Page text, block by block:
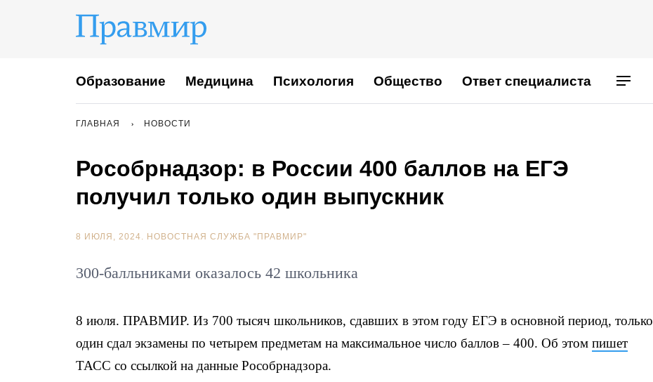
Образование Медицина Психология Общество Ответ специалиста
ГЛАВНАЯ НОВОСТИ
Рособрнадзор: в России 400 баллов на ЕГЭ
получил только один выпускник
8 ИЮЛЯ, 2024. НОВОСТНАЯ СЛУЖБА "ПРАВМИР"
300-балльниками оказалось 42 школьника
8 июля. ПРАВМИР. Из 700 тысяч школьников, сдавших в этом году ЕГЭ в основной период, только
один сдал экзамены по четырем предметам на максимальное число баллов – 400. Об этом пишет
ТАСС со ссылкой на данные Рособрнадзора.